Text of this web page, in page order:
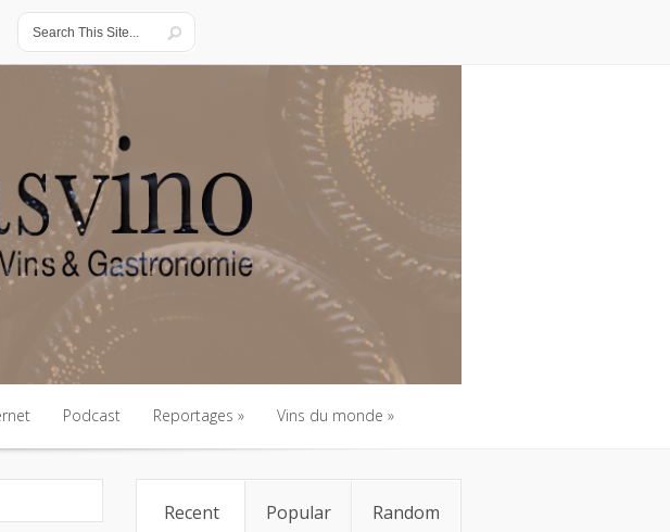
Podcast
Podcast
Reportages
Reportages
Vins du monde
Vins du monde
Recent Popular Random